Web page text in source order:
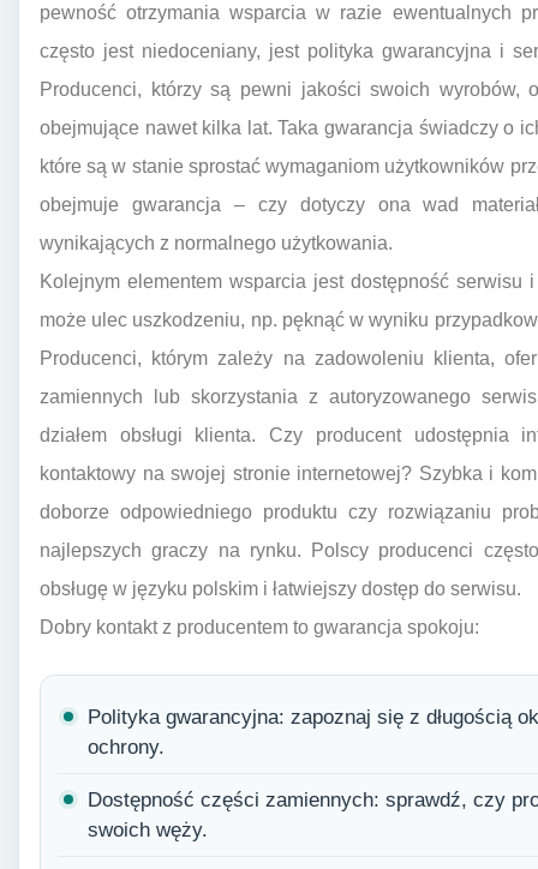
pewność otrzymania wsparcia w razie ewentualnych
często jest niedoceniany, jest polityka gwarancyjna i
Producenci, którzy są pewni jakości swoich wyrobów,
obejmujące nawet kilka lat. Taka gwarancja świadczy o
które są w stanie sprostać wymaganiom użytkowników
obejmuje gwarancja – czy dotyczy ona wad
wynikających z normalnego użytkowania.
Kolejnym elementem wsparcia jest dostępność
może ulec uszkodzeniu, np. pęknąć w wyniku
Producenci, którym zależy na zadowoleniu klienta,
zamiennych lub skorzystania z autoryzowanego
działem obsługi klienta. Czy producent udostępnia
kontaktowy na swojej stronie internetowej? Szybka i
doborze odpowiedniego produktu czy rozwiązaniu
najlepszych graczy na rynku. Polscy producenci
obsługę w języku polskim i łatwiejszy dostęp do serwisu.
Dobry kontakt z producentem to gwarancja spokoju:
Polityka gwarancyjna: zapoznaj się z długością
ochrony.
Dostępność części zamiennych: sprawdź, czy
swoich węży.